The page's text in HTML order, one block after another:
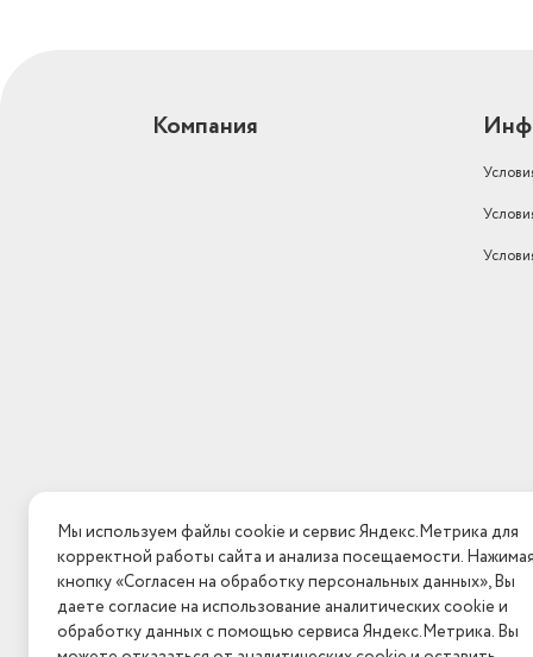
Компания
Мы используем файлы cookie и сервис Яндекс.Метрика для
корректной работы сайта и анализа посещаемости. Нажимая
кнопку «Согласен на обработку персональных данных», Вы
даете согласие на использование аналитических cookie и
обработку данных с помощью сервиса Яндекс.Метрика. Вы